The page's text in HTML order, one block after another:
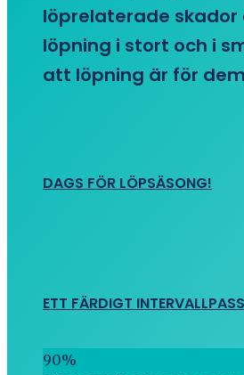
löprelaterade skador
löpning i stort och i
att löpning är för
DAGS FÖR LÖPSÄSONG!
ETT FÄRDIGT
90%